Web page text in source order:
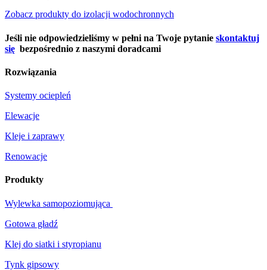
Zobacz produkty do izolacji wodochronnych
Jeśli nie odpowiedzieliśmy w pełni na Twoje pytanie skontaktuj
się bezpośrednio z naszymi doradcami
Rozwiązania
Systemy ociepleń
Elewacje
Kleje i zaprawy
Renowacje
Produkty
Wylewka samopoziomująca
Gotowa gładź
Klej do siatki i styropianu
Tynk gipsowy